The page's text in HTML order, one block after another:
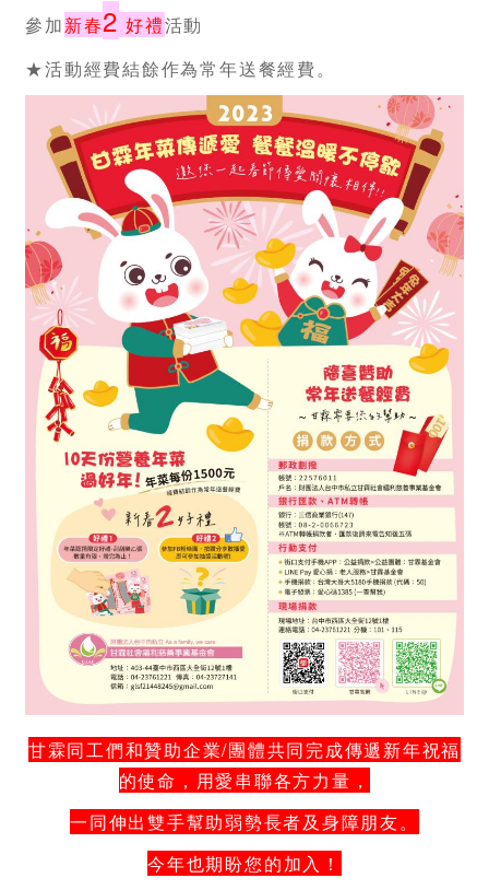
參加新春2 好禮活動
★活動經費結餘作為常年送餐經費。
甘霖同工們和贊助企業/團體共同完成傳遞新年祝福
的使命，用愛串聯各方力量，
一同伸出雙手幫助弱勢長者及身障朋友。
今年也期盼您的加入！